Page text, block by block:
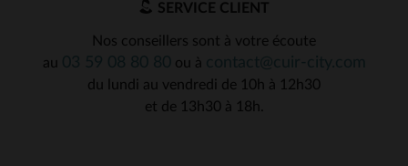
SERVICE CLIENT
Nos conseillers sont à votre écoute
au
ou à
du lundi au vendredi de 10h à 12h30
et de 13h30 à 18h.